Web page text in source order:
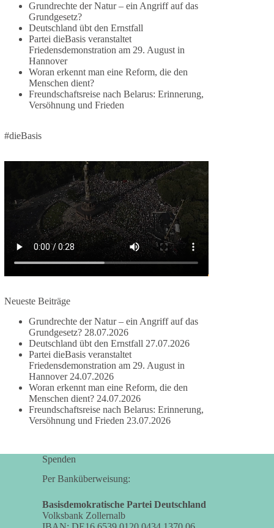
Die Landtagswahl 2026 in Sachsen-Anhalt findet
am 6. September statt. Die Inhalte stehen – jetzt
müssen sie gesehen, geteilt und diskutiert werden.
Folge unseren Kanälen:
Facebook:
https://www.facebook.com/groups/diebasissachse
nanhalt/
Instragram:
halt/
https://www.tiktok.com/@diebasis_sachsenanhalt
https://x.com/DieBasisLSA
https://www.youtube.com/dieBasisSachsenAnhalt
🟩🟩🟦🟦🟥🟥🟧🟧
Like, teile und kommentiere unsere Beiträge,
damit noch mehr Menschen mitbekommen, wofür
wir stehen und warum es sich lohnt, dieBasis zu
Mehr Infos:https://diebasis-st.de/wahlprogramm/
#dieBasis #Landtagswahl #SachsenAnhalt
#DeineStimmezählt #jetztunterstützen
58 6 14 Auf Facebook ansehen
DieBasis
2 Tage(n) zuvor
🔎 Über 100-mal keine Antwort.
Anthony Fauci, Immunologe und Berater des
Anhörung des US-Senats auf mehr als 100
Fragen die Aussage verweigert. Die juristische
Grundrechte der Natur – ein Angriff auf das
Grundgesetz?
Deutschland übt den Ernstfall
Partei dieBasis veranstaltet
Friedensdemonstration am 29. August in
Hannover
Woran erkennt man eine Reform, die den
Menschen dient?
Freundschaftsreise nach Belarus: Erinnerung,
Versöhnung und Frieden
#dieBasis
Neueste Beiträge
Grundrechte der Natur – ein Angriff auf das
Grundgesetz? 28.07.2026
Deutschland übt den Ernstfall 27.07.2026
Partei dieBasis veranstaltet
Friedensdemonstration am 29. August in
Hannover 24.07.2026
Woran erkennt man eine Reform, die den
Menschen dient? 24.07.2026
Freundschaftsreise nach Belarus: Erinnerung,
Versöhnung und Frieden 23.07.2026
Spenden
Per Banküberweisung:
Basisdemokratische Partei Deutschland
Volksbank Zollernalb